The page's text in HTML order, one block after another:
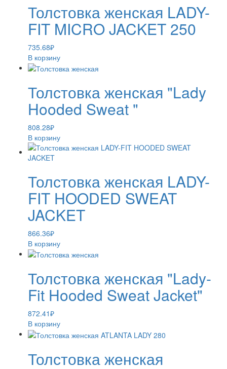
Толстовка женская LADY-
FIT MICRO JACKET 250
735.68₽
В корзину
Толстовка женская "Lady
Hooded Sweat "
808.28₽
В корзину
Толстовка женская LADY-
FIT HOODED SWEAT
JACKET
866.36₽
В корзину
Толстовка женская "Lady-
Fit Hooded Sweat Jacket"
872.41₽
В корзину
Толстовка женская